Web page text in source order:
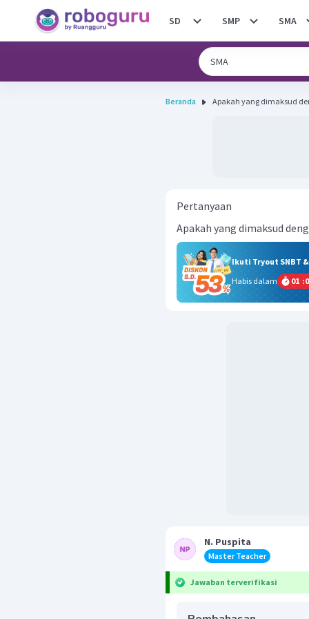
SD SMP SMA
Beranda Apakah yang dimaksud
Pertanyaan
Apakah yang dimaksud
Ikuti Tryout SNBT
Habis dalam
01 :
N. Puspita
Master Teacher
Jawaban terverifikasi